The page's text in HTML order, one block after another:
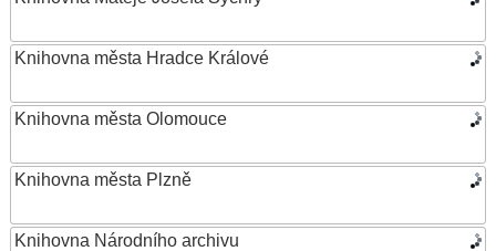
Knihovna města Hradce Králové
Knihovna města Olomouce
Knihovna města Plzně
Knihovna Národního archivu